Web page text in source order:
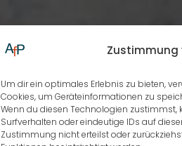
Zustimmung
Um dir ein optimales Erlebnis zu bieten,
Cookies, um Geräteinformationen zu
Wenn du diesen Technologien zustimmst,
Surfverhalten oder eindeutige IDs auf
Zustimmung nicht erteilst oder